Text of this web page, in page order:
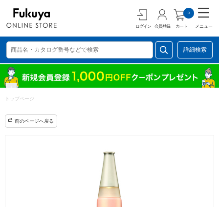
ログイン 会員登録 カート
0
メニュー
詳細検索
トップページ
前のページへ戻る